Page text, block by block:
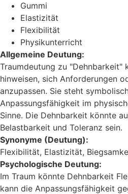
Gummi
Elastizität
Flexibilität
Physikunterricht
Allgemeine Deutung:
Traumdeutung zu "Dehnbarkeit"
hinweisen, sich Anforderungen
anzupassen. Sie steht
Anpassungsfähigkeit im
Sinne. Die Dehnbarkeit könnte
Belastbarkeit und Toleranz sein.
Synonyme (Deutung):
Flexibilität, Elastizität,
Psychologische Deutung:
Im Traum könnte Dehnbarkeit
kann die Anpassungsfähigkeit